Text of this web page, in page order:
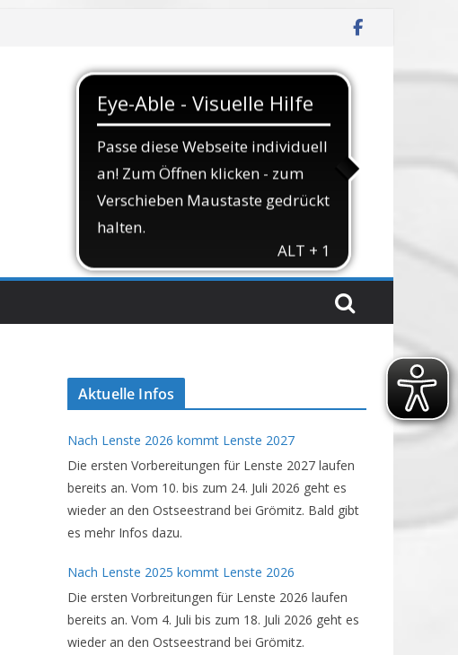
Aktuelle Infos
Nach Lenste 2026 kommt Lenste 2027
Die ersten Vorbereitungen für Lenste 2027 laufen
bereits an. Vom 10. bis zum 24. Juli 2026 geht es
wieder an den Ostseestrand bei Grömitz. Bald gibt
es mehr Infos dazu.
Nach Lenste 2025 kommt Lenste 2026
Die ersten Vorbreitungen für Lenste 2026 laufen
bereits an. Vom 4. Juli bis zum 18. Juli 2026 geht es
wieder an den Ostseestrand bei Grömitz.